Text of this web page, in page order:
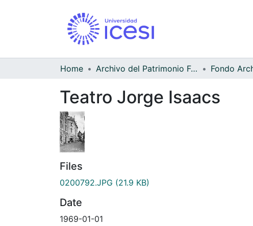
Home Archivo del Patrimonio Fotográfico y Fílmico del Valle del Cauca
Teatro Jorge Isaacs
Files
0200792.JPG (21.9 KB)
Date
1969-01-01